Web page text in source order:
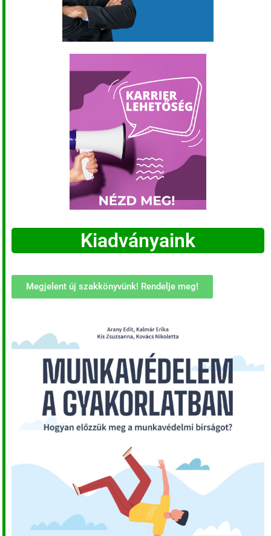
Kiadványaink
Megjelent új szakkönyvünk! Rendelje meg!